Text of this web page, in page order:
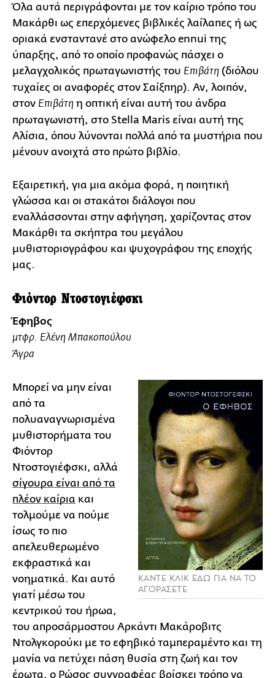
Όλα αυτά περιγράφονται με τον καίριο τρόπο του
Μακάρθι ως επερχόμενες βιβλικές λαίλαπες ή ως
οριακά ενσταντανέ στο ανώφελο ennui της
ύπαρξης, από το οποίο προφανώς πάσχει ο
μελαγχολικός πρωταγωνιστής του Επιβάτη (διόλου
τυχαίες οι αναφορές στον Σαίξπηρ). Αν, λοιπόν,
στον Επιβάτη η οπτική είναι αυτή του άνδρα
πρωταγωνιστή, στο Stella Maris είναι αυτή της
Αλίσια, όπου λύνονται πολλά από τα μυστήρια που
μένουν ανοιχτά στο πρώτο βιβλίο.
Εξαιρετική, για μια ακόμα φορά, η ποιητική
γλώσσα και οι στακάτοι διάλογοι που
εναλλάσσονται στην αφήγηση, χαρίζοντας στον
Μακάρθι τα σκήπτρα του μεγάλου
μυθιστοριογράφου και ψυχογράφου της εποχής
μας.
Φιόντορ Ντοστογιέφσκι
Έφηβος
μτφρ. Ελένη Μπακοπούλου
Άγρα
ΚΑΝΤΕ ΚΛΙΚ ΕΔΩ ΓΙΑ ΝΑ ΤΟ
ΑΓΟΡΑΣΕΤΕ
Μπορεί να μην είναι
από τα
πολυαναγνωρισμένα
μυθιστορήματα του
Φιόντορ
Ντοστογιέφσκι, αλλά
σίγουρα είναι από τα
πλέον καίρια και
τολμούμε να πούμε
ίσως το πιο
απελευθερωμένο
εκφραστικά και
νοηματικά. Και αυτό
γιατί μέσω του
κεντρικού του ήρωα,
του απροσάρμοστου Αρκάντι Μακάροβιτς
Ντολγκορούκι με το εφηβικό ταμπεραμέντο και τη
μανία να πετύχει πάση θυσία στη ζωή και τον
έρωτα, ο Ρώσος συγγραφέας βρίσκει τρόπο να